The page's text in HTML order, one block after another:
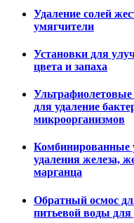
Удаление солей
умягчители
Установки для
цвета и запаха
Ультрафиолетовые
для удаление
микроорганизмов
Комбинированные
удаления железа,
марганца
Обратный осмос
питьевой воды для